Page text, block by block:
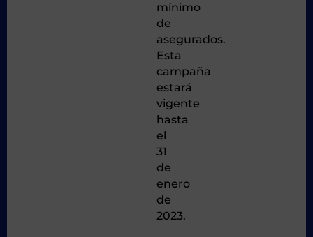
mínimo
de
asegurados.
Esta
campaña
estará
vigente
hasta
el
31
de
enero
de
2023.